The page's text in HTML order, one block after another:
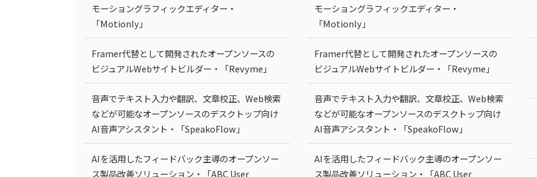
モーショングラフィックエディター・
「Motionly」
Framer代替として開発されたオープンソースの
ビジュアルWebサイトビルダー・「Revyme」
音声でテキスト入力や翻訳、文章校正、Web検索
などが可能なオープンソースのデスクトップ向け
AI音声アシスタント・「SpeakoFlow」
AIを活用したフィードバック主導のオープンソー
ス製品改善ソリューション・「ABC User
モーショングラフィックエディター・
「Motionly」
Framer代替として開発されたオープンソースの
ビジュアルWebサイトビルダー・「Revyme」
音声でテキスト入力や翻訳、文章校正、Web検索
などが可能なオープンソースのデスクトップ向け
AI音声アシスタント・「SpeakoFlow」
AIを活用したフィードバック主導のオープンソー
ス製品改善ソリューション・「ABC User